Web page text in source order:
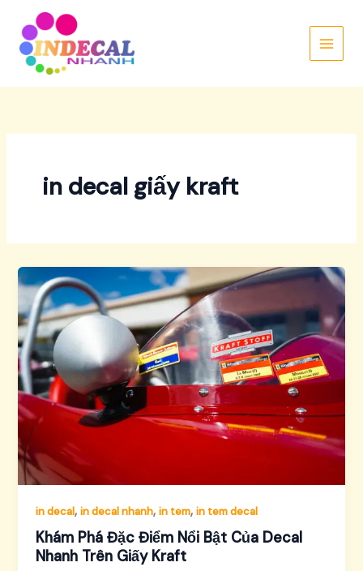
dung
in decal giấy kraft
in decal,in decal nhanh,in tem,in tem decal
Khám Phá Đặc Điểm Nổi Bật Của Decal
Nhanh Trên Giấy Kraft